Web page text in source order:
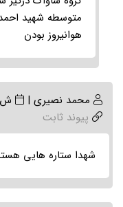
علی
متوسطه شهید
هوانیروز بودن
محمد نصیری | ش, 1403/10/
پیوند ثابت
شهدا ستاره هایی